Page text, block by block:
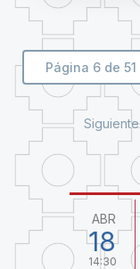
Página 6 de 51
Siguiente
ABR
18
14:30